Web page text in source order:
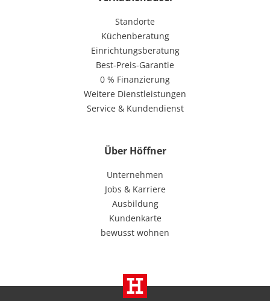
Standorte
Küchenberatung
Einrichtungsberatung
Best-Preis-Garantie
0 % Finanzierung
Weitere Dienstleistungen
Service & Kundendienst
Über Höffner
Unternehmen
Jobs & Karriere
Ausbildung
Kundenkarte
bewusst wohnen